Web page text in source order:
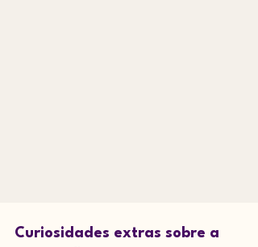
Curiosidades extras sobre a